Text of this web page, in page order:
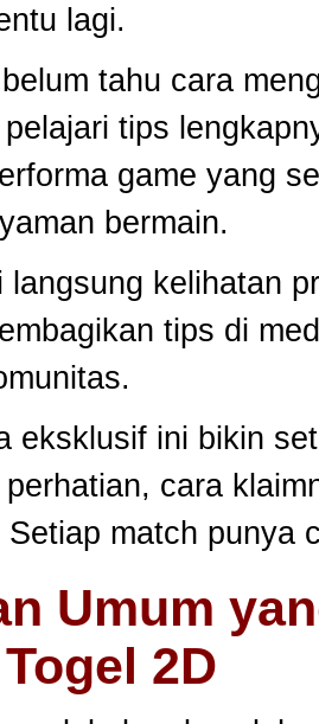
lagi.
tahu cara
tips
game yang
bermain.
langsung kelihatan
tips di
eksklusif ini bikin
cara
match punya
Umum
2D